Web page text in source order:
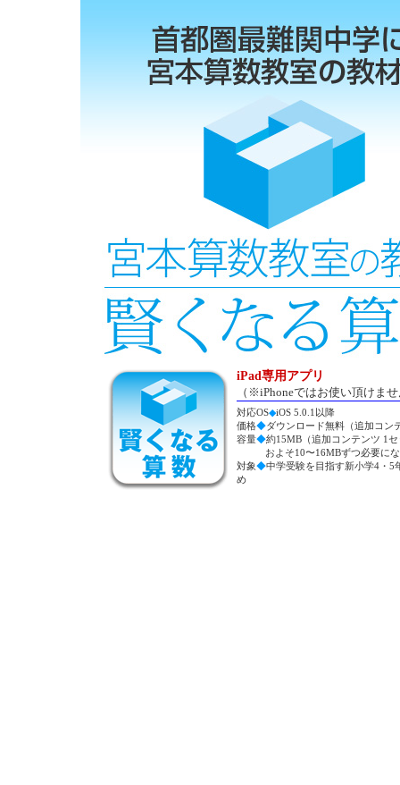
iPad専用アプリ
（※iPhoneではお使い頂けま
対応OS◆iOS 5.0.1以降
価格◆ダウンロード無料（追加コ
容量◆約15MB（追加コンテンツ 1
およそ10〜16MBずつ必要に
対象◆中学受験を目指す新小学4・5
め